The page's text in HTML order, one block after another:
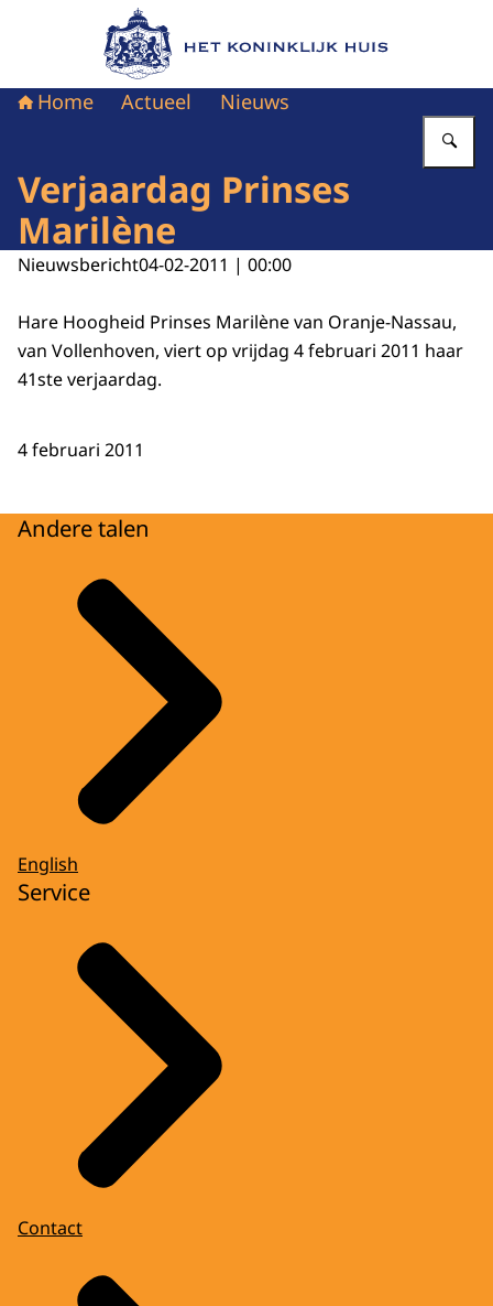
Naar de homepage van Het Koninklijk Huis
Home Actueel Nieuws
Verjaardag Prinses
Marilène
Nieuwsbericht04-02-2011 | 00:00
Hare Hoogheid Prinses Marilène van Oranje-Nassau,
van Vollenhoven, viert op vrijdag 4 februari 2011 haar
41ste verjaardag.
4 februari 2011
Andere talen
English
Service
Contact